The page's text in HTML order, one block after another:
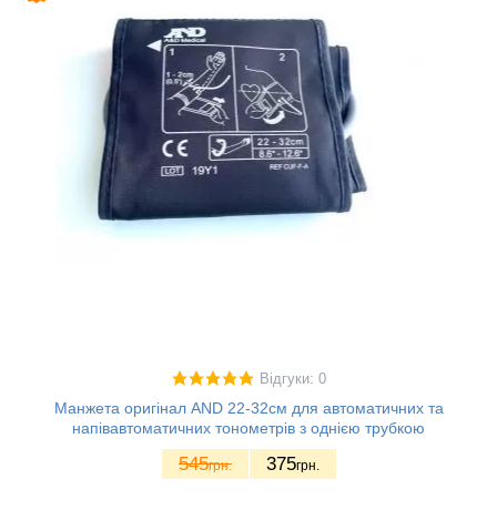
Відгуки: 0
Манжета оригінал AND 22-32см для автоматичних та
напівавтоматичних тонометрів з однією трубкою
545грн. 375грн.